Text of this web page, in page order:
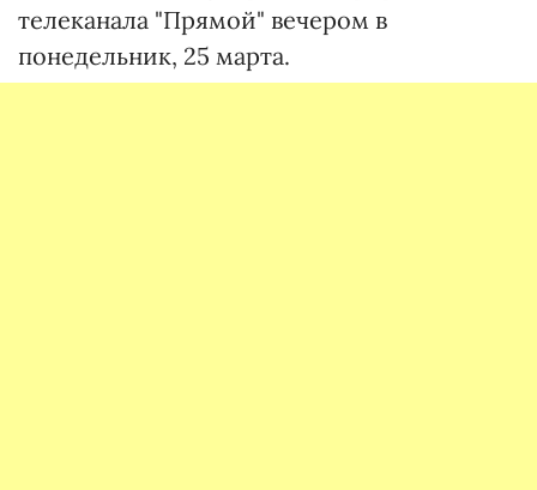
телеканала "Прямой" вечером в
понедельник, 25 марта.